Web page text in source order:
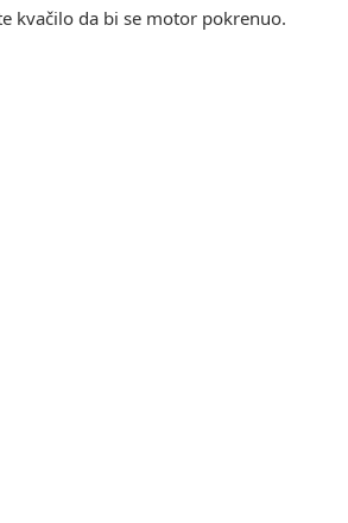
kvačilo da bi se motor pokrenuo.